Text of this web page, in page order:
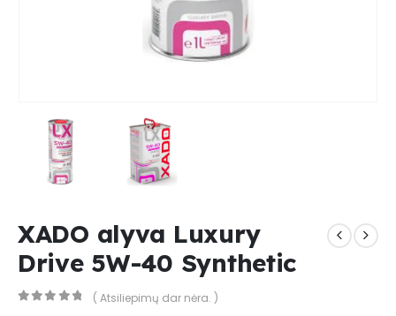
XADO alyva Luxury
Drive 5W-40 Synthetic
( Atsiliepimų dar nėra. )